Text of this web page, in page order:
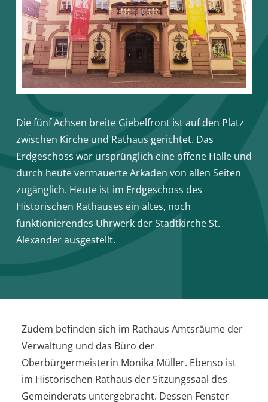
Die fünf Achsen breite Giebelfront ist auf den Platz
zwischen Kirche und Rathaus gerichtet. Das
Erdgeschoss war ursprünglich eine offene Halle und
durch heute vermauerte Arkaden von allen Seiten
zugänglich. Heute ist im Erdgeschoss des
Historischen Rathauses ein altes, noch
funktionierendes Uhrwerk der Stadtkirche St.
Alexander ausgestellt.
Zudem befinden sich im Rathaus Amtsräume der
Verwaltung und das Büro der
Oberbürgermeisterin Monika Müller. Ebenso ist
im Historischen Rathaus der Sitzungssaal des
Gemeinderats untergebracht. Dessen Fenster